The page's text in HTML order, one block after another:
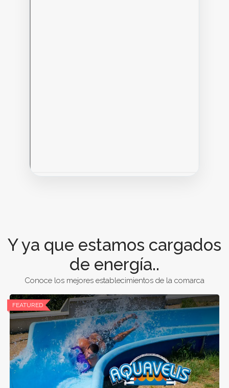
Y ya que estamos cargados
de energía..
Conoce los mejores establecimientos de la comarca
FEATURED